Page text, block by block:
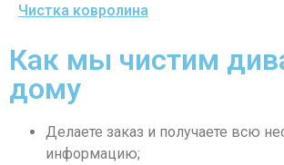
Чистка ковролина
Как мы чистим
дому
Делаете заказ и получаете всю
информацию;